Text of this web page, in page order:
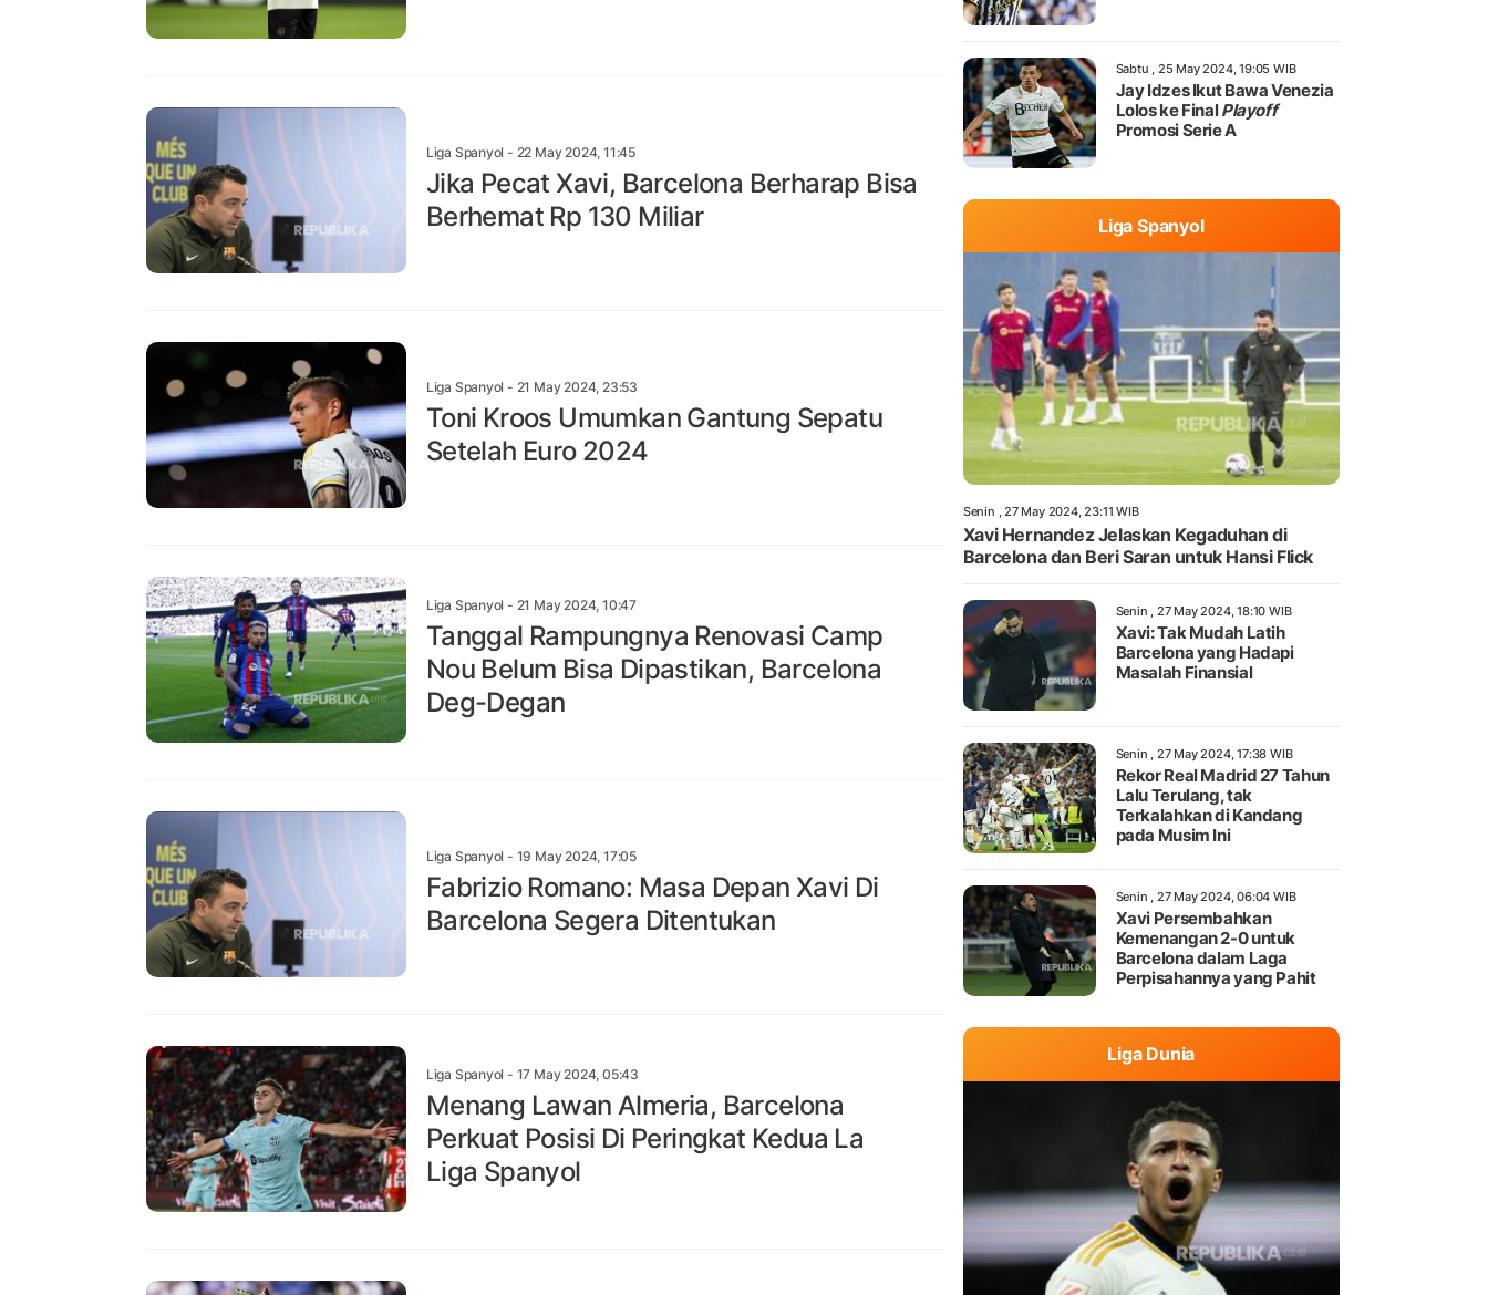
Liga Spanyol - 22 May 2024, 11:45
Jika Pecat Xavi, Barcelona Berharap Bisa
Berhemat Rp 130 Miliar
Liga Spanyol - 21 May 2024, 23:53
Toni Kroos Umumkan Gantung Sepatu
Setelah Euro 2024
Liga Spanyol - 21 May 2024, 10:47
Tanggal Rampungnya Renovasi Camp
Nou Belum Bisa Dipastikan, Barcelona
Deg-Degan
Liga Spanyol - 19 May 2024, 17:05
Fabrizio Romano: Masa Depan Xavi Di
Barcelona Segera Ditentukan
Liga Spanyol - 17 May 2024, 05:43
Menang Lawan Almeria, Barcelona
Perkuat Posisi Di Peringkat Kedua La
Liga Spanyol
Sabtu , 25 May 2024, 19:05 WIB
Jay Idzes Ikut Bawa Venezia
Lolos ke FinalPlayoff
Promosi Serie A
Liga Spanyol
Senin , 27 May 2024, 23:11 WIB
Xavi Hernandez Jelaskan Kegaduhan di
Barcelona dan Beri Saran untuk Hansi Flick
Senin , 27 May 2024, 18:10 WIB
Xavi: Tak Mudah Latih
Barcelona yang Hadapi
Masalah Finansial
Senin , 27 May 2024, 17:38 WIB
Rekor Real Madrid 27 Tahun
Lalu Terulang, tak
Terkalahkan di Kandang
pada Musim Ini
Senin , 27 May 2024, 06:04 WIB
Xavi Persembahkan
Kemenangan 2-0 untuk
Barcelona dalam Laga
Perpisahannya yang Pahit
Liga Dunia